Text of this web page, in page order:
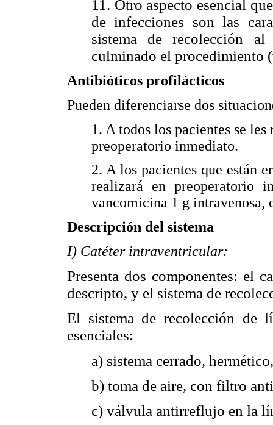
11. Otro aspecto esencial
de infecciones son las
sistema de recolección
culminado el procedimiento
Antibióticos profilácticos
Pueden diferenciarse dos
1. A todos los pacientes se
preoperatorio inmediato.
2. A los pacientes que están
realizará en preoperatorio
vancomicina 1 g intravenosa,
Descripción del sistema
I) Catéter intraventricular:
Presenta dos componentes: el
descripto, y el sistema de
El sistema de recolección de
esenciales:
a) sistema cerrado,
b) toma de aire, con filtro
c) válvula antirreflujo en la